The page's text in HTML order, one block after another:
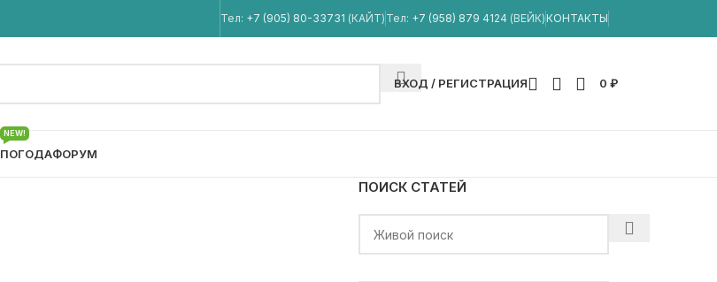
Тел: +7 (905) 80-33731 (КАЙТ) Тел: +7 (958) 879 4124 (ВЕЙК) КОНТАКТЫ
ВХОД / РЕГИСТРАЦИЯ 0 ₽
ПОГОДА
NEW!
ФОРУМ
ПОИСК СТАТЕЙ